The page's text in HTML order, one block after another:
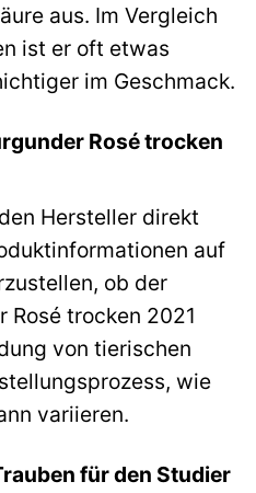
aus. Im Vergleich
ist er oft etwas
im Geschmack.
Rosé trocken
Hersteller direkt
auf
ob der
Rosé trocken 2021
von tierischen
wie
variieren.
für den Studier